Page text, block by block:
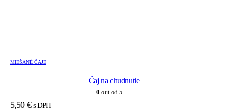
MIEŠANÉ ČAJE
Čaj na chudnutie
0 out of 5
5,50 € s DPH